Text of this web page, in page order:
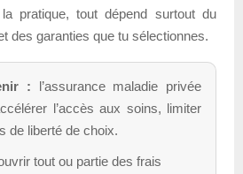
pratique, tout dépend surtout du
des garanties que tu sélectionnes.
: l’assurance maladie privée
l’accès aux soins, limiter
de liberté de choix.
tout ou partie des frais